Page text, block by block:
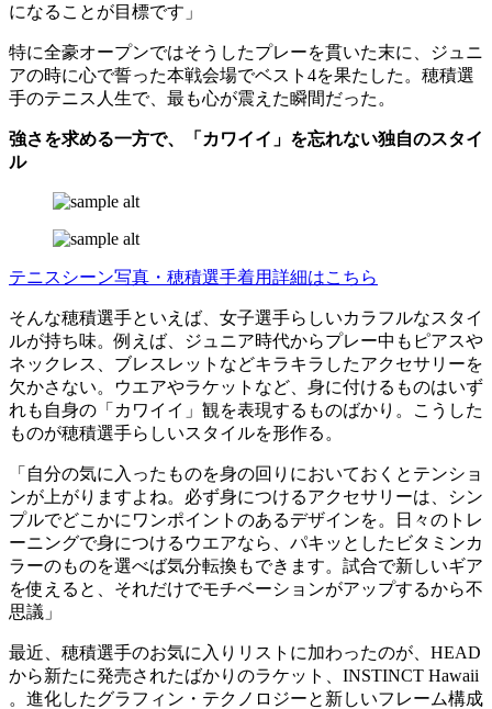
になることが目標です」
特に全豪オープンではそうしたプレーを貫いた末に、ジュニ
アの時に心で誓った本戦会場でベスト4を果たした。穂積選
手のテニス人生で、最も心が震えた瞬間だった。
強さを求める一方で、「カワイイ」を忘れない独自のスタイ
ル
テニスシーン写真・穂積選手着用詳細はこちら
そんな穂積選手といえば、女子選手らしいカラフルなスタイ
ルが持ち味。例えば、ジュニア時代からプレー中もピアスや
ネックレス、ブレスレットなどキラキラしたアクセサリーを
欠かさない。ウエアやラケットなど、身に付けるものはいず
れも自身の「カワイイ」観を表現するものばかり。こうした
ものが穂積選手らしいスタイルを形作る。
「自分の気に入ったものを身の回りにおいておくとテンショ
ンが上がりますよね。必ず身につけるアクセサリーは、シン
プルでどこかにワンポイントのあるデザインを。日々のトレ
ーニングで身につけるウエアなら、パキッとしたビタミンカ
ラーのものを選べば気分転換もできます。試合で新しいギア
を使えると、それだけでモチベーションがアップするから不
思議」
最近、穂積選手のお気に入りリストに加わったのが、HEAD
から新たに発売されたばかりのラケット、INSTINCT Hawaii
。進化したグラフィン・テクノロジーと新しいフレーム構成